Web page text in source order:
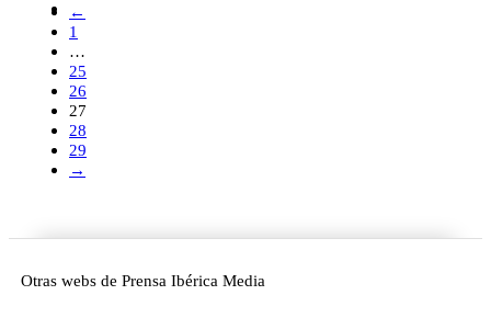
←
1
…
25
26
27
28
29
→
Otras webs de Prensa Ibérica Media